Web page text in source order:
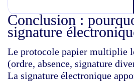
Conclusion :
signature
Le protocole papier multiplie
(ordre, absence, signature
La signature électronique